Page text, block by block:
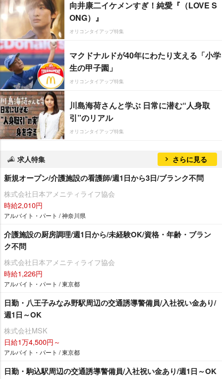
向井康二イケメンすぎ！純愛『（LOVE S
ONG）』
オリコンタイアップ特集
マクドナルドが40年にわたり支える「小学
生の甲子園」
オリコンタイアップ特集
川島海荷さんと学ぶ 日常に潜む“人身取
引”のリアル
オリコンタイアップ特集
求人特集 さらに見る
新規オープン/介護施設の看護師/週1日から3日/ブランク不問
株式会社日本アメニティライフ協会
時給2,010円
アルバイト・パート / 神奈川県
介護施設の厨房調理/週1日から/未経験OK/資格・年齢・ブラン
ク不問
株式会社日本アメニティライフ協会
時給1,226円
アルバイト・パート / 東京都
日勤・八王子みなみ野駅周辺の交通誘導警備員/入社祝い金あり/
週1日～OK
株式会社MSK
日給1万4,500円～
アルバイト・パート / 東京都
日勤・駒込駅周辺の交通誘導警備員/入社祝い金あり/週1日～OK